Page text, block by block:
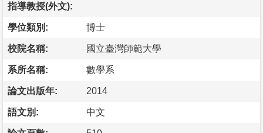
指導教授(外文):
學位類別: 博士
校院名稱: 國立臺灣師範大學
系所名稱: 數學系
論文出版年: 2014
語文別: 中文